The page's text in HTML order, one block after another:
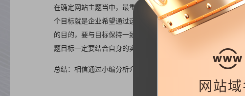
在确定网站主题当中，最重要的就是要有目标性，只有主题具
个目标就是企业希望通过这个网站所要达成的意愿或是效果。
的目的，要与目标保持一致，或是按照目标去设计主题，这样
题目标一定要结合自身的实际情况，不要超过自己的能力范围
总结：相信通过小编分析介绍的以上三点在网站建设中选择网
网站域